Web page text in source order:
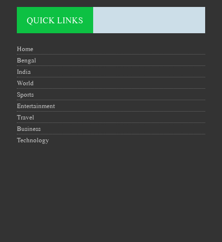
QUICK LINKS
Home
Bengal
India
World
Sports
Entertainment
Travel
Business
Technology